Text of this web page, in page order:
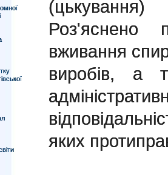
Роз'яснено
вживання
виробів, а
яких